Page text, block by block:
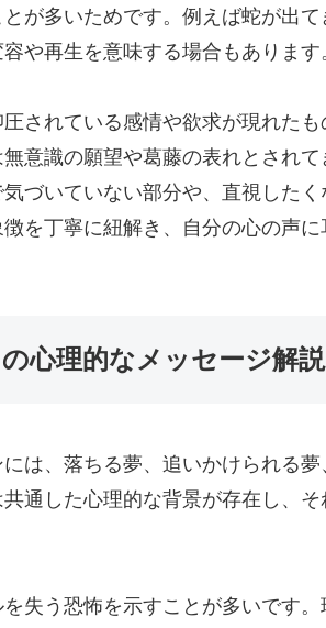
が多いためです。例えば蛇が出
や再生を意味する場合もあります
されている感情や欲求が現れたも
意識の願望や葛藤の表れとされ
づいていない部分や、直視した
を丁寧に紐解き、自分の心の声
心理的なメッセージ解説
は、落ちる夢、追いかけられる夢
通した心理的な背景が存在し、
失う恐怖を示すことが多いです